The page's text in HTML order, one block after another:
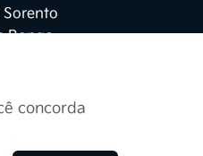
Sorento
Bongo
concorda